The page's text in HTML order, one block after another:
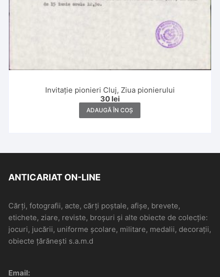
Invitație pionieri Cluj, Ziua pionierului
30 lei
ADAUGĂ ÎN COȘ
ANTICARIAT ON-LINE
Cărți, fotografii, acte, cărți poștale, afișe, brevete,
etichete, ziare, reviste, broșuri și alte obiecte de colecție:
jocuri, jucării, uniforme școlare, militare, medalii, decorații,
obiecte țărănești s.a.m.d
Email: